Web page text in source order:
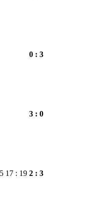
0 : 3
3 : 0
17 : 19 2 : 3